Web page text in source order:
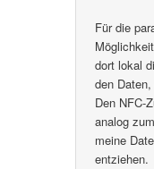
Für die
dort lokal
den
Den NFC-
analog
meine
entziehen.